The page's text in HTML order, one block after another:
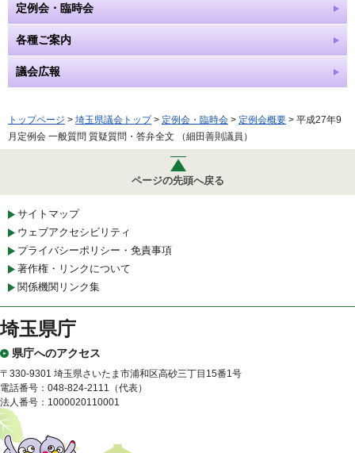
定例会・臨時会
各種ご案内
議会広報
トップページ > 埼玉県議会トップ> 定例会・臨時会 > 定例会概要 > 平成27年9
月定例会 一般質問 質疑質問・答弁全文 （細田善則議員）
ページの先頭へ戻る
サイトマップ
ウェブアクセシビリティ
プライバシーポリシー・免責事項
著作権・リンクについて
関係機関リンク集
埼玉県庁
県庁へのアクセス
〒330-9301 埼玉県さいたま市浦和区高砂三丁目15番1号
電話番号：048-824-2111（代表）
法人番号：1000020110001